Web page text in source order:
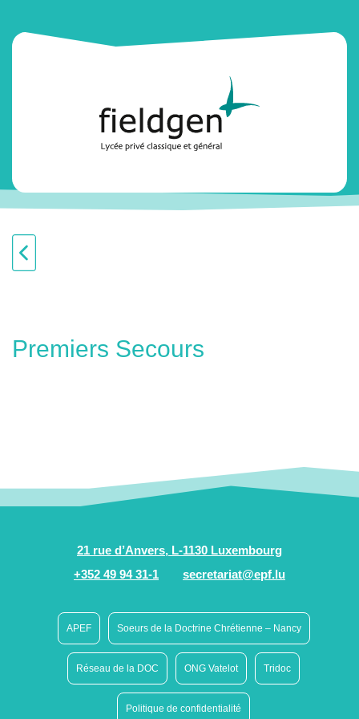
Premiers Secours
21 rue d’Anvers, L-1130 Luxembourg
+352 49 94 31-1
secretariat@epf.lu
APEF Soeurs de la Doctrine Chrétienne – Nancy
Réseau de la DOC ONG Vatelot Tridoc
Politique de confidentialité